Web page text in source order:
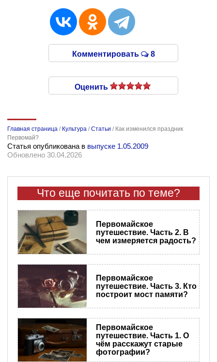
Комментировать 8
Оценить
Главная страница / Культура /Статьи / Как изменился праздник
Первомай?
Статья опубликована в выпуске 1.05.2009
Обновлено 30.04.2026
Что еще почитать по теме?
​Первомайское
путешествие. Часть 2. В
чем измеряется радость?
​Первомайское
путешествие. Часть 3. Кто
построит мост памяти?
Первомайское
путешествие. Часть 1. О
чём расскажут старые
фотографии?